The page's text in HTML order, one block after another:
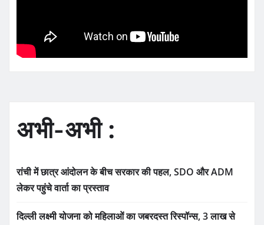
अभी-अभी :
रांची में छात्र आंदोलन के बीच सरकार की पहल, SDO और ADM
लेकर पहुंचे वार्ता का प्रस्ताव
दिल्ली लक्ष्मी योजना को महिलाओं का जबरदस्त रिस्पॉन्स, 3 लाख से